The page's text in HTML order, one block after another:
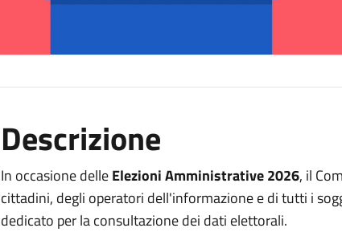
Descrizione
In occasione delleElezioni Amministrative 2026, il
cittadini, degli operatori dell'informazione e di tutti i
dedicato per la consultazione dei dati elettorali.